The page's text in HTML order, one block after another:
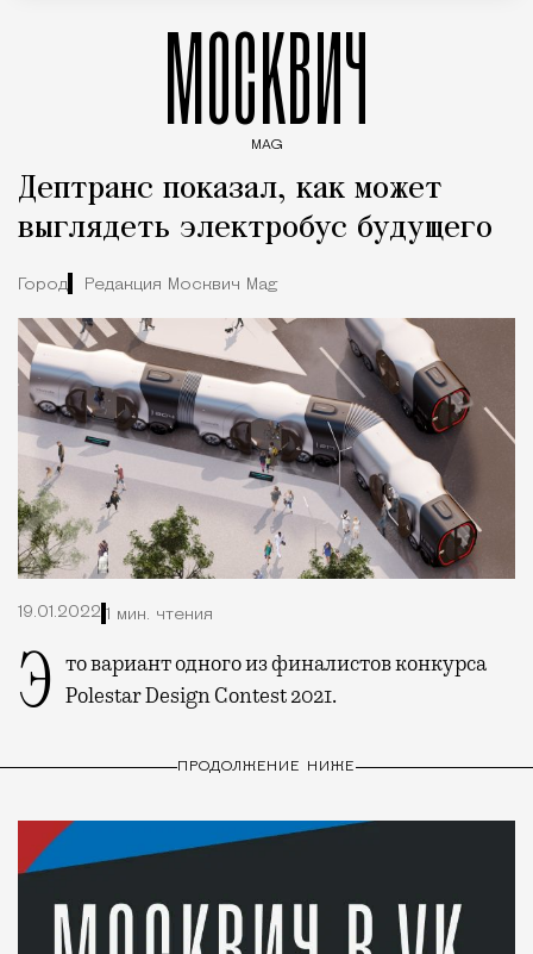
МОСКВИЧ
MAG
Дептранс показал, как может
выглядеть электробус будущего
Город Редакция Москвич Mag
19.01.2022 1 мин. чтения
Это вариант одного из финалистов конкурса Polestar Design Contest 2021.
ПРОДОЛЖЕНИЕ НИЖЕ